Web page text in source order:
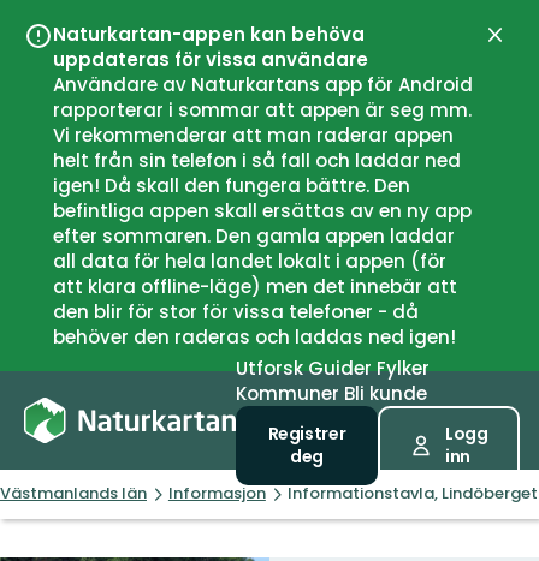
Naturkartan-appen kan behöva
uppdateras för vissa användare
Användare av Naturkartans app för Android
rapporterar i sommar att appen är seg mm.
Vi rekommenderar att man raderar appen
helt från sin telefon i så fall och laddar ned
igen! Då skall den fungera bättre. Den
befintliga appen skall ersättas av en ny app
efter sommaren. Den gamla appen laddar
all data för hela landet lokalt i appen (för
att klara offline-läge) men det innebär att
den blir för stor för vissa telefoner - då
behöver den raderas och laddas ned igen!
Lukk
UtforskGuiderFylker
Kommuner Bli kunde
Registrer
deg
Logg
inn
Västmanlands län Informasjon Informationstavla, Lindöberget